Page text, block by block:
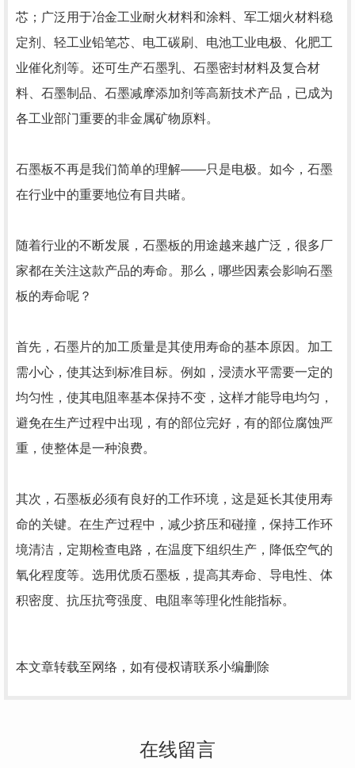
芯；广泛用于冶金工业耐火材料和涂料、军工烟火材料稳
定剂、轻工业铅笔芯、电工碳刷、电池工业电极、化肥工
业催化剂等。还可生产石墨乳、石墨密封材料及复合材
料、石墨制品、石墨减摩添加剂等高新技术产品，已成为
各工业部门重要的非金属矿物原料。
石墨板不再是我们简单的理解——只是电极。如今，石墨
在行业中的重要地位有目共睹。
随着行业的不断发展，石墨板的用途越来越广泛，很多厂
家都在关注这款产品的寿命。那么，哪些因素会影响石墨
板的寿命呢？
首先，石墨片的加工质量是其使用寿命的基本原因。加工
需小心，使其达到标准目标。例如，浸渍水平需要一定的
均匀性，使其电阻率基本保持不变，这样才能导电均匀，
避免在生产过程中出现，有的部位完好，有的部位腐蚀严
重，使整体是一种浪费。
其次， 石墨板必须有良好的工作环境，这是延长其使用寿
命的关键。在生产过程中，减少挤压和碰撞，保持工作环
境清洁，定期检查电路，在温度下组织生产，降低空气的
氧化程度等。选用优质石墨板，提高其寿命、导电性、体
积密度、抗压抗弯强度、电阻率等理化性能指标。
本文章转载至网络，如有侵权请联系小编删除
在线留言